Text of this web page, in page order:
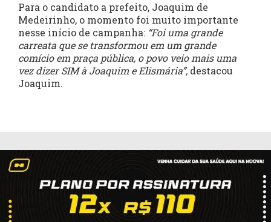
Para o candidato a prefeito, Joaquim de
Medeirinho, o momento foi muito importante
nesse início de campanha: “Foi uma grande
carreata que se transformou em um grande
comício em praça pública, o povo veio mais uma
vez dizer SIM à Joaquim e Elismária”, destacou
Joaquim.